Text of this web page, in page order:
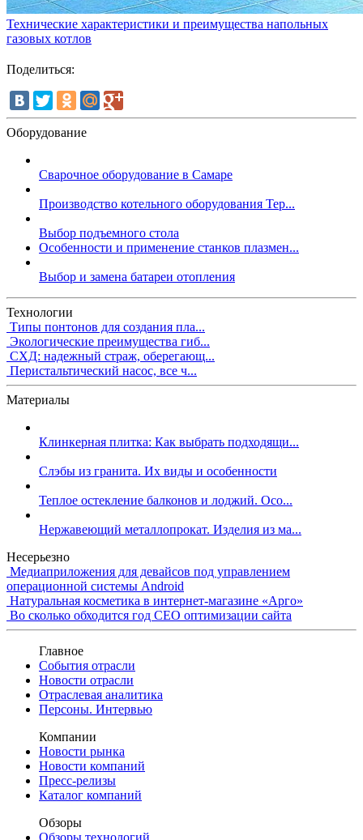
Технические характеристики и преимущества напольных
газовых котлов
Поделиться:
Оборудование
Сварочное оборудование в Самаре
Производство котельного оборудования Тер...
Выбор подъемного стола
Особенности и применение станков плазмен...
Выбор и замена батареи отопления
Технологии
Типы понтонов для создания пла...
Экологические преимущества гиб...
СХД: надежный страж, оберегающ...
Перистальтический насос, все ч...
Материалы
Клинкерная плитка: Как выбрать подходящи...
Слэбы из гранита. Их виды и особенности
Теплое остекление балконов и лоджий. Осо...
Нержавеющий металлопрокат. Изделия из ма...
Несерьезно
Медиаприложения для девайсов под управлением
операционной системы Android
Натуральная косметика в интернет-магазине «Арго»
Во сколько обходится год СЕО оптимизации сайта
Главное
События отрасли
Новости отрасли
Отраслевая аналитика
Персоны. Интервью
Компании
Новости рынка
Новости компаний
Пресс-релизы
Каталог компаний
Обзоры
Обзоры технологий